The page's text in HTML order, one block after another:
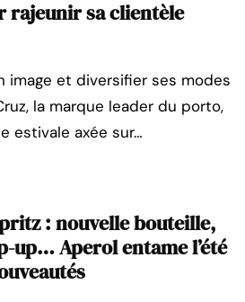
rajeunir sa clientèle
image et diversifier ses modes
la marque leader du porto,
estivale axée sur…
: nouvelle bouteille,
Aperol entame l’été